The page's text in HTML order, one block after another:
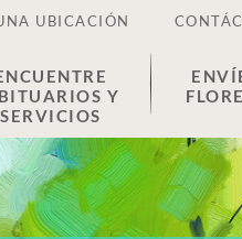
UBICACIÓN
Y
SERVICIOS